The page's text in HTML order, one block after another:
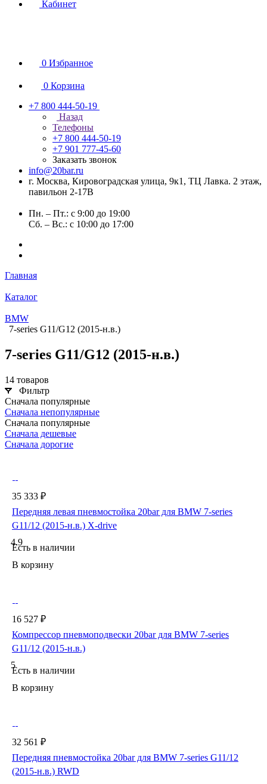
Кабинет
0 Избранное
0 Корзина
+7 800 444-50-19
Назад
Телефоны
+7 800 444-50-19
+7 901 777-45-60
Заказать звонок
info@20bar.ru
г. Москва, Кировоградская улица, 9к1, ТЦ Лавка. 2 этаж,
павильон 2-17В
Пн. – Пт.: с 9:00 до 19:00
Сб. – Вс.: с 10:00 до 17:00
Главная
Каталог
BMW
7-series G11/G12 (2015-н.в.)
7-series G11/G12 (2015-н.в.)
14 товаров
Фильтр
Сначала популярные
Сначала непопулярные
Сначала популярные
Сначала дешевые
Сначала дорогие
35 333 ₽
Передняя левая пневмостойка 20bar для BMW 7-series
G11/12 (2015-н.в.) X-drive
4.9
Есть в наличии
В корзину
16 527 ₽
Компрессор пневмоподвески 20bar для BMW 7-series
G11/12 (2015-н.в.)
5
Есть в наличии
В корзину
32 561 ₽
Передняя пневмостойка 20bar для BMW 7-series G11/12
(2015-н.в.) RWD